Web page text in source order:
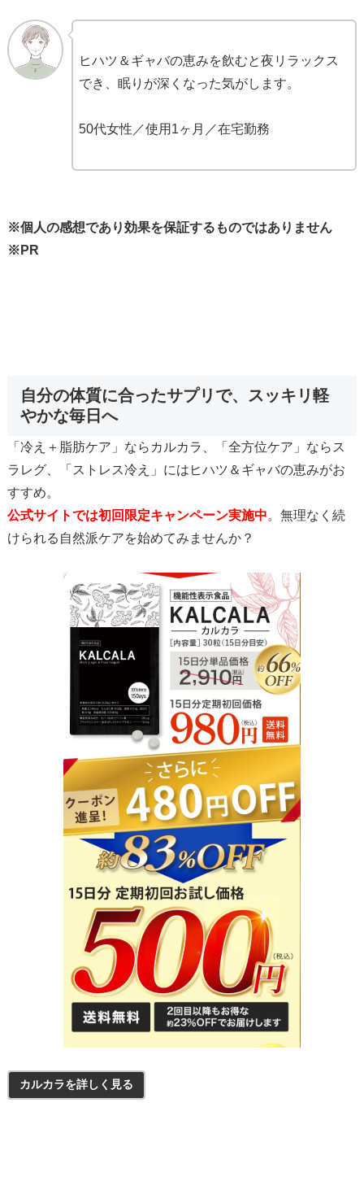
ヒハツ＆ギャバの恵みを飲むと夜リラックス
でき、眠りが深くなった気がします。
50代女性／使用1ヶ月／在宅勤務
※個人の感想であり効果を保証するものではありません
※PR
自分の体質に合ったサプリで、スッキリ軽
やかな毎日へ
「冷え＋脂肪ケア」ならカルカラ、「全方位ケア」ならス
ラレグ、「ストレス冷え」にはヒハツ＆ギャバの恵みがお
すすめ。
公式サイトでは初回限定キャンペーン実施中。無理なく続
けられる自然派ケアを始めてみませんか？
カルカラを詳しく見る